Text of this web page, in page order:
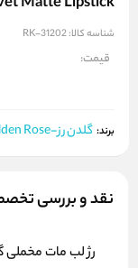
شناسه کالا:RK-31202
قیمت:
برند: گلدن رز-Golden Rose
نقد و بررسی
رژ لب مات مخملی